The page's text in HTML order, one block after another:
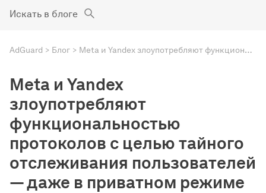
Искать в блоге
AdGuard Блог Meta и Yandex злоупотребляют функциональностью протоколов с целью тайного отслеживания пользователей — даже в приватном режиме
Meta и Yandex
злоупотребляют
функциональностью
протоколов с целью тайного
отслеживания пользователей
— даже в приватном режиме